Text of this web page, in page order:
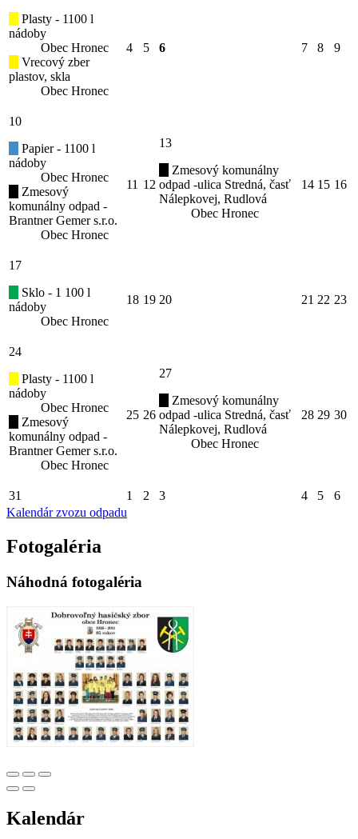
Plasty - 1100 l
nádoby
Obec Hronec
Vrecový zber
plastov, skla
Obec Hronec
4 5 6 7 8 9
10
Papier - 1100 l
nádoby
Obec Hronec
Zmesový
komunálny odpad -
Brantner Gemer s.r.o.
Obec Hronec
11 12
13
Zmesový komunálny
odpad -ulica Stredná, časť
Nálepkovej, Rudlová
Obec Hronec
14 15 16
17
Sklo - 1 100 l
nádoby
Obec Hronec
18 19 20 21 22 23
24
Plasty - 1100 l
nádoby
Obec Hronec
Zmesový
komunálny odpad -
Brantner Gemer s.r.o.
Obec Hronec
25 26
27
Zmesový komunálny
odpad -ulica Stredná, časť
Nálepkovej, Rudlová
Obec Hronec
28 29 30
31 1 2 3 4 5
6
Kalendár zvozu odpadu
Fotogaléria
Náhodná fotogaléria
Kalendár